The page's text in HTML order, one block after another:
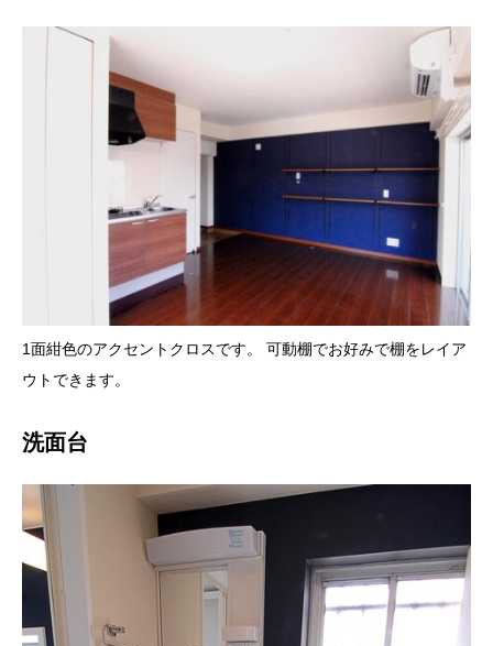
1面紺色のアクセントクロスです。 可動棚でお好みで棚をレイア
ウトできます。
洗面台